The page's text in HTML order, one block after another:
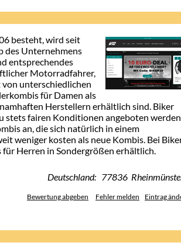
besteht, wird seit
des Unternehmens
entsprechendes
Motorradfahrer,
von unterschiedlichen
für Damen als
Herstellern erhältlich sind. Biker
fairen Konditionen angeboten
an, die sich natürlich in einem
weniger kosten als neue Kombis. Bei
Herren in Sondergrößen erhältlich.
Deutschland: 77836
Bewertung abgeben Fehler melden Eintrag